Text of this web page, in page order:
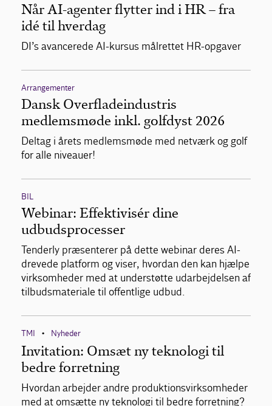
Når AI-agenter flytter ind i HR – fra
idé til hverdag
DI’s avancerede AI-kursus målrettet HR-opgaver
Arrangementer
Dansk Overfladeindustris
medlemsmøde inkl. golfdyst 2026
Deltag i årets medlemsmøde med netværk og golf
for alle niveauer!
BIL
Webinar: Effektivisér dine
udbudsprocesser
Tenderly præsenterer på dette webinar deres AI-
drevede platform og viser, hvordan den kan hjælpe
virksomheder med at understøtte udarbejdelsen af
tilbudsmateriale til offentlige udbud.
TMI • Nyheder
Invitation: Omsæt ny teknologi til
bedre forretning
Hvordan arbejder andre produktionsvirksomheder
med at omsætte ny teknologi til bedre forretning?